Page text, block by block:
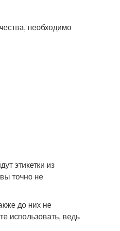
необходимо
этикетки из
точно не
до них не
использовать, ведь